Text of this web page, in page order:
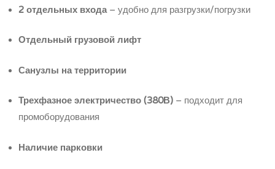
2 отдельных входа – удобно для разгрузки/погрузки
Отдельный грузовой лифт
Санузлы на территории
Трехфазное электричество (380В) – подходит для
промоборудования
Наличие парковки